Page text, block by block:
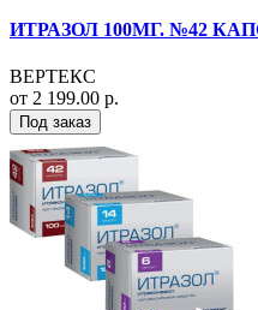
ИТРАЗОЛ 100МГ. №42
ВЕРТЕКС
от 2 199.00 р.
Под заказ